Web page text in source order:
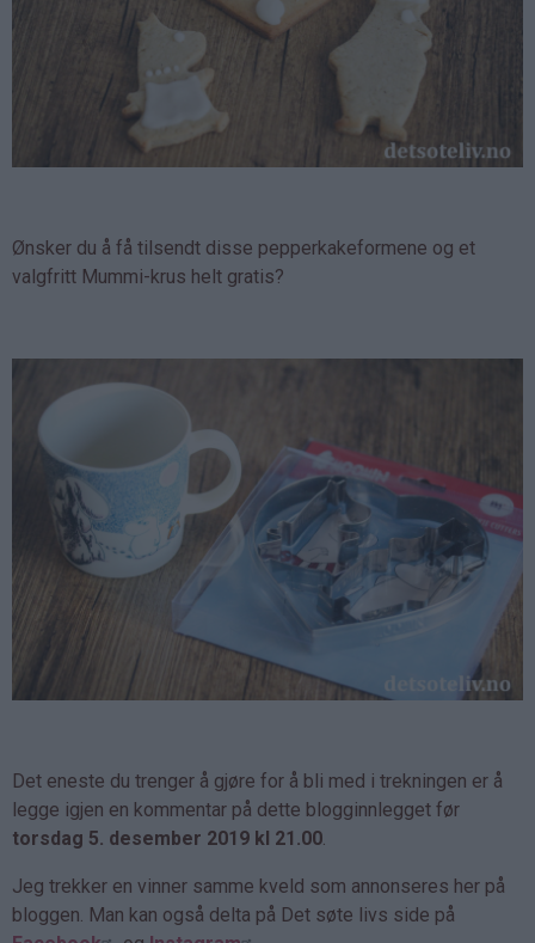
Ønsker du å få tilsendt disse pepperkakeformene og et
valgfritt Mummi-krus helt gratis?
Det eneste du trenger å gjøre for å bli med i trekningen er å
legge igjen en kommentar på dette blogginnlegget før
torsdag 5. desember 2019 kl 21.00
Jeg trekker en vinner samme kveld som annonseres her på
bloggen. Man kan også delta på Det søte livs side på